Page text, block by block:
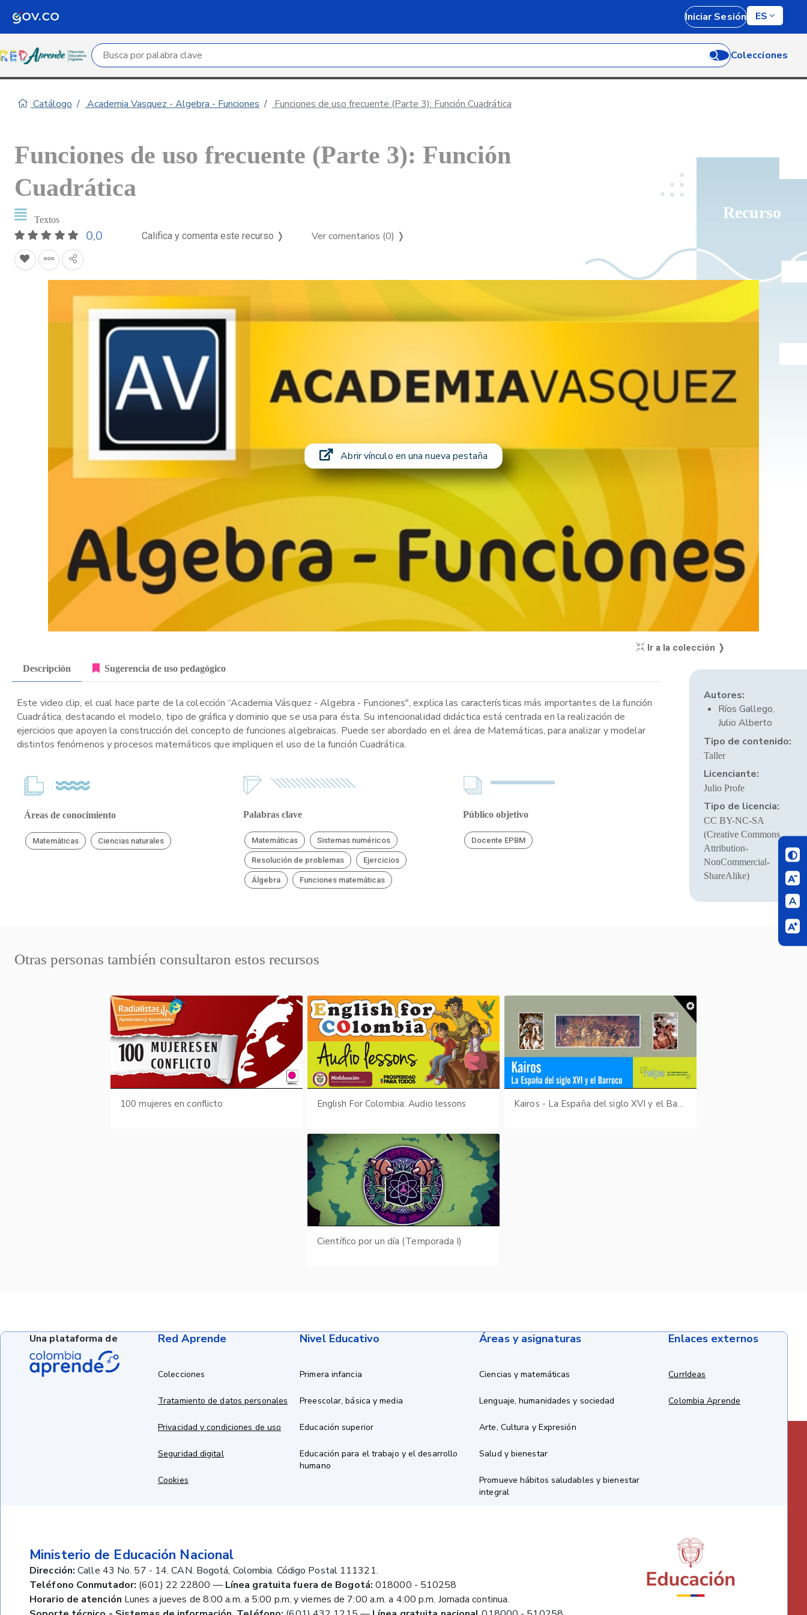
Iniciar Sesión ES
Campo de búsqueda por palabra clave Colecciones
Catálogo Academia Vasquez - Algebra - Funciones Funciones de uso frecuente (Parte 3): Función Cuadrática
Recurso
Funciones de uso frecuente (Parte 3): Función
Cuadrática
Textos
0,0 Califica y comenta este recurso ❭ Ver comentarios (0) ❭
Abrir vínculo en una nueva pestaña
Ir a la colección ❭
Descripción Sugerencia de uso pedagógico
Este video clip, el cual hace parte de la colección “Academia Vásquez - Algebra - Funciones", explica las características más importantes de la función
Cuadrática, destacando el modelo, tipo de gráfica y dominio que se usa para ésta. Su intencionalidad didáctica está centrada en la realización de
ejercicios que apoyen la construcción del concepto de funciones algebraicas. Puede ser abordado en el área de Matemáticas, para analizar y modelar
distintos fenómenos y procesos matemáticos que impliquen el uso de la función Cuadrática.
Áreas de conocimiento
Matemáticas Ciencias naturales
Palabras clave
Matemáticas Sistemas numéricos
Resolución de problemas Ejercicios
Álgebra Funciones matemáticas
Público objetivo
Docente EPBM
Autores:
Ríos Gallego,
Julio Alberto
Tipo de contenido:
Taller
Licenciante:
Julio Profe
Tipo de licencia:
CC BY-NC-SA
(Creative Commons
Attribution-
NonCommercial-
ShareAlike)
Otras personas también consultaron estos recursos
100 mujeres en conflicto English For Colombia: Audio lessons Kairos - La España del siglo XVI y el Barroco
Científico por un día (Temporada I)
Red Aprende
Colecciones
Tratamiento de datos personales
Privacidad y condiciones de uso
Seguridad digital
Cookies
Nivel Educativo
Primera infancia
Preescolar, básica y media
Educación superior
Educación para el trabajo y el desarrollo
humano
Áreas y asignaturas
Ciencias y matemáticas
Lenguaje, humanidades y sociedad
Arte, Cultura y Expresión
Salud y bienestar
Promueve hábitos saludables y bienestar
integral
Enlaces externos
CurrIdeas
Colombia Aprende
Ministerio de Educación Nacional
Dirección: Calle 43 No. 57 - 14. CAN. Bogotá, Colombia. Código Postal 111321.
Teléfono Conmutador: (601) 22 22800 — Línea gratuita fuera de Bogotá: 018000 - 510258
Horario de atención Lunes a jueves de 8:00 a.m. a 5:00 p.m. y viernes de 7:00 a.m. a 4:00 p.m. Jornada continua.
Una plataforma de